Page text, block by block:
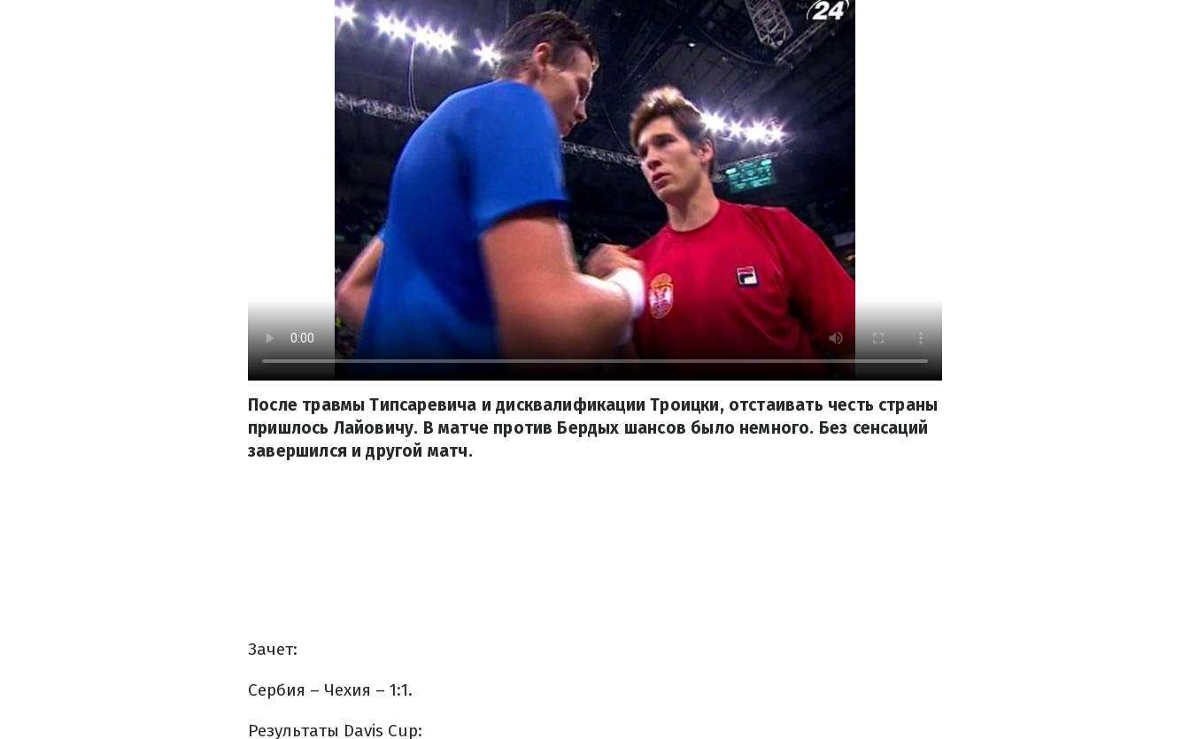
После травмы Типсаревича и дисквалификации Троицки, отстаивать честь страны
пришлось Лайовичу. В матче против Бердых шансов было немного. Без сенсаций
завершился и другой матч.
Зачет:
Сербия – Чехия – 1:1.
Результаты Davis Cup: